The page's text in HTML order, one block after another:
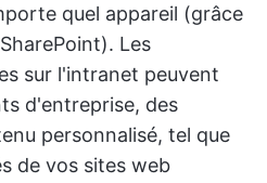
quel appareil (grâce
Les
sur l'intranet peuvent
d'entreprise, des
personnalisé, tel que
de vos sites web